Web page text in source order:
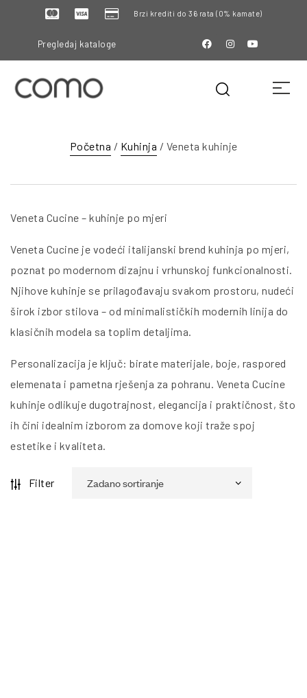
Brzi krediti do 36 rata (0% kamate)
Pregledaj kataloge
Početna / Kuhinja / Veneta kuhinje
Veneta Cucine – kuhinje po mjeri
Veneta Cucine je vodeći italijanski brend kuhinja po mjeri,
poznat po modernom dizajnu i vrhunskoj funkcionalnosti.
Njihove kuhinje se prilagođavaju svakom prostoru, nudeći
širok izbor stilova – od minimalističkih modernih linija do
klasičnih modela sa toplim detaljima.
Personalizacija je ključ: birate materijale, boje, raspored
elemenata i pametna rješenja za pohranu. Veneta Cucine
kuhinje odlikuje dugotrajnost, elegancija i praktičnost, što
ih čini idealnim izborom za domove koji traže spoj
estetike i kvaliteta.
Filter